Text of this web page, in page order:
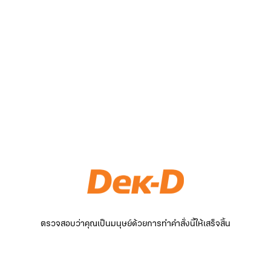
ตรวจสอบว่าคุณเป็นมนุษย์ด้วยการทำคำสั่งนี้ให้เสร็จสิ้น